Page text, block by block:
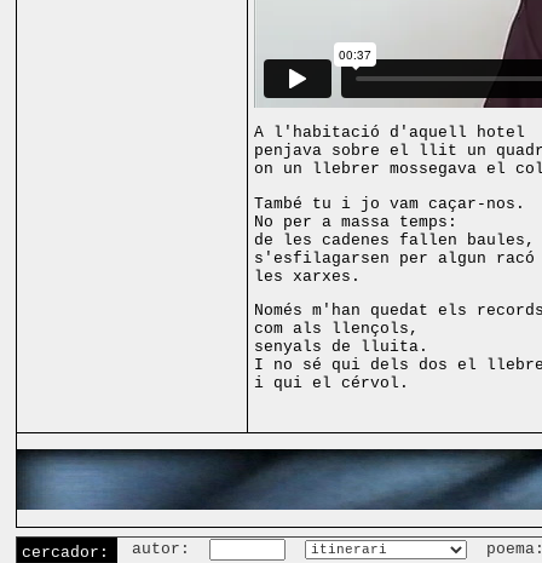
A l'habitació d'aquell hotel
penjava sobre el llit un
on un llebrer mossegava el
També tu i jo vam caçar-nos.
No per a massa temps:
de les cadenes fallen baules,
s'esfilagarsen per algun racó
les xarxes.
Només m'han quedat els
com als llençols,
senyals de lluita.
I no sé qui dels dos el
i qui el cérvol.
cercador: autor: